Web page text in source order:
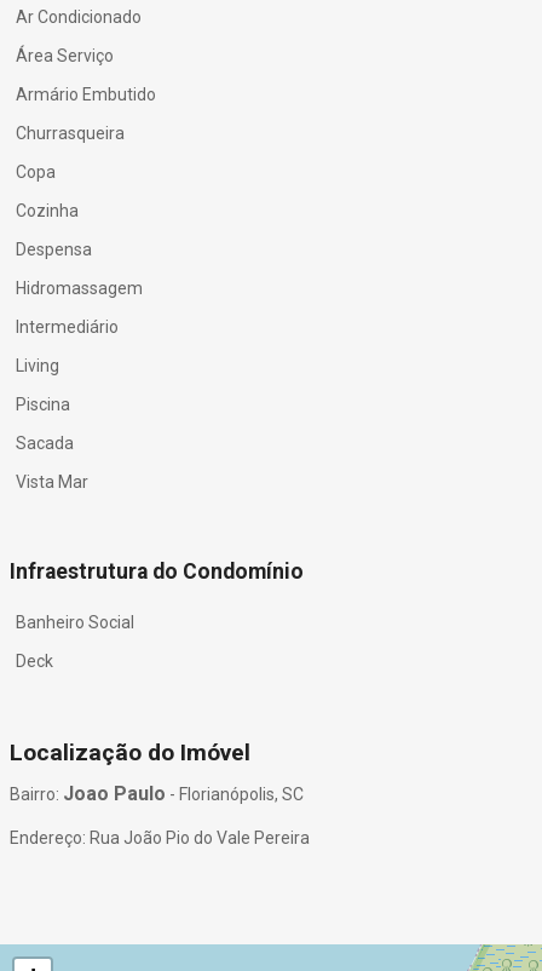
Ar Condicionado
Área Serviço
Armário Embutido
Churrasqueira
Copa
Cozinha
Despensa
Hidromassagem
Intermediário
Living
Piscina
Sacada
Vista Mar
Infraestrutura do Condomínio
Banheiro Social
Deck
Localização do Imóvel
Bairro: Joao Paulo - Florianópolis, SC
Endereço: Rua João Pio do Vale Pereira